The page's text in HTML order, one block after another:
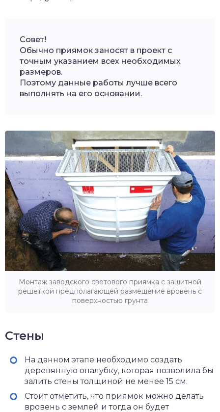
Совет!
Обычно приямок заносят в проект с
точным указанием всех необходимых
размеров.
Поэтому данные работы лучше всего
выполнять на его основании.
Монтаж заводского светового приямка с защитной
решеткой предполагающей размещение вровень с
поверхностью грунта
Стены
На данном этапе необходимо создать
деревянную опалубку, которая позволила бы
залить стены толщиной не менее 15 см.
Стоит отметить, что приямок можно делать
вровень с землей и тогда он будет